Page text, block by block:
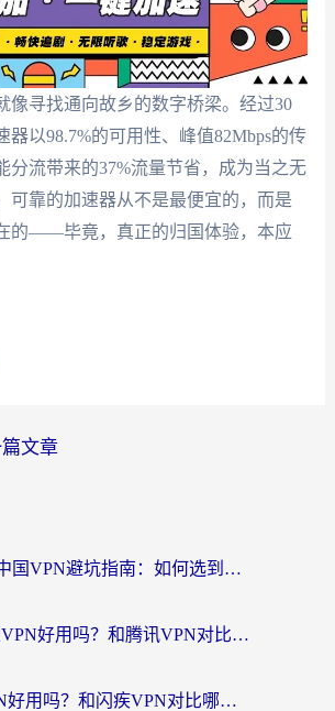
像寻找通向故乡的数字桥梁。经过30
器以98.7%的可用性、峰值82Mbps的传
分流带来的37%流量节省，成为当之无
可靠的加速器从不是最便宜的，而是
的——毕竟，真正的归国体验，本应
文章
海外党连中国VPN避坑指南：如何选到真正能无缝刷国内资源的加速器？
快帆TV版VPN好用吗？和腾讯VPN对比哪个回国效果更好？海外党必看的真实体验指南
Malus VPN好用吗？和闪疾VPN对比哪个回国效果更好？海外华人的实用避坑指南